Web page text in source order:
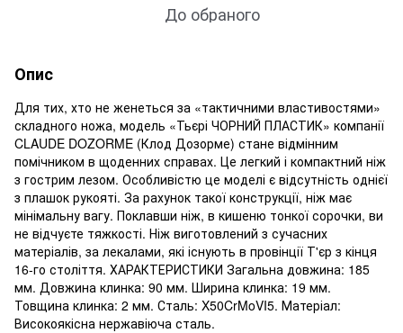
До обраного
Опис
Для тих, хто не женеться за «тактичними властивостями»
складного ножа, модель «Тьєрі ЧОРНИЙ ПЛАСТИК» компанії
CLAUDE DOZORME (Клод Дозорме) стане відмінним
помічником в щоденних справах. Це легкий і компактний ніж
з гострим лезом. Особливістю це моделі є відсутність однієї
з плашок рукояті. За рахунок такої конструкції, ніж має
мінімальну вагу. Поклавши ніж, в кишеню тонкої сорочки, ви
не відчуєте тяжкості. Ніж виготовлений з сучасних
матеріалів, за лекалами, які існують в провінції Т'єр з кінця
16-го століття. ХАРАКТЕРИСТИКИ Загальна довжина: 185
мм. Довжина клинка: 90 мм. Ширина клинка: 19 мм.
Товщина клинка: 2 мм. Сталь: X50CrMoVI5. Матеріал:
Високоякісна нержавіюча сталь.